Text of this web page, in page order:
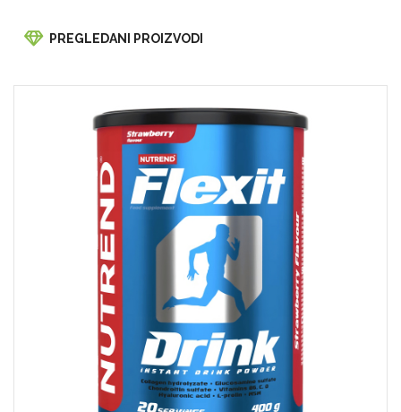
PREGLEDANI PROIZVODI